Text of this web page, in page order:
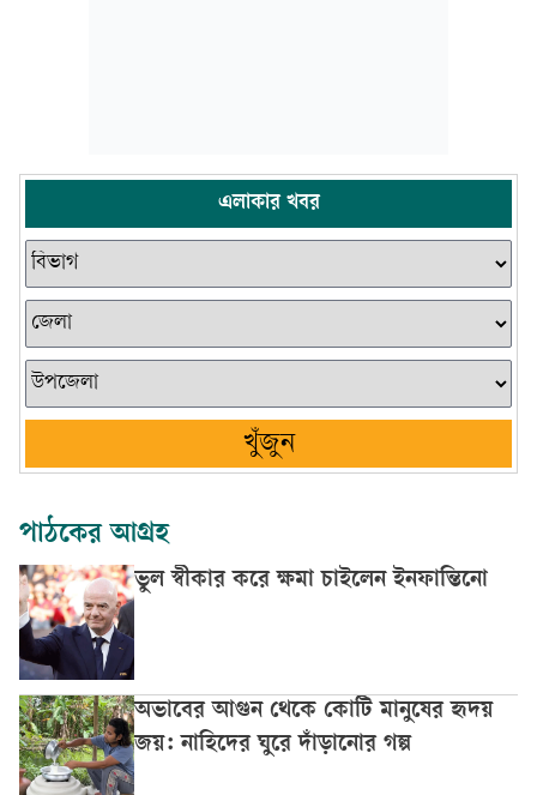
এলাকার খবর
খুঁজুন
পাঠকের আগ্রহ
ভুল স্বীকার করে ক্ষমা চাইলেন ইনফান্তিনো
অভাবের আগুন থেকে কোটি মানুষের হৃদয়
জয়: নাহিদের ঘুরে দাঁড়ানোর গল্প